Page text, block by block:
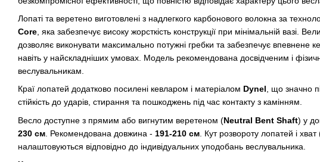
Лопаті та веретено виготовлені з надлегкого карбонового волокна за
Core , яка забезпечує високу жорсткість конструкції при мінімальній вазі.
дозволяє виконувати максимально потужні гребки та забезпечує впевнене
навіть у найскладніших умовах. Модель рекомендована досвідченим і
веслувальникам.
Краї лопатей додатково посилені кевларом і матеріалом Dynel, що значно
стійкість до ударів, стирання та пошкоджень під час контакту з камінням.
Весло доступне з прямим або вигнутим веретеном (Neutral Bent Shaft) у
230 см . Рекомендована довжина - 191-210 см . Кут розвороту лопатей і
налаштовуються відповідно до індивідуальних уподобань веслувальника.